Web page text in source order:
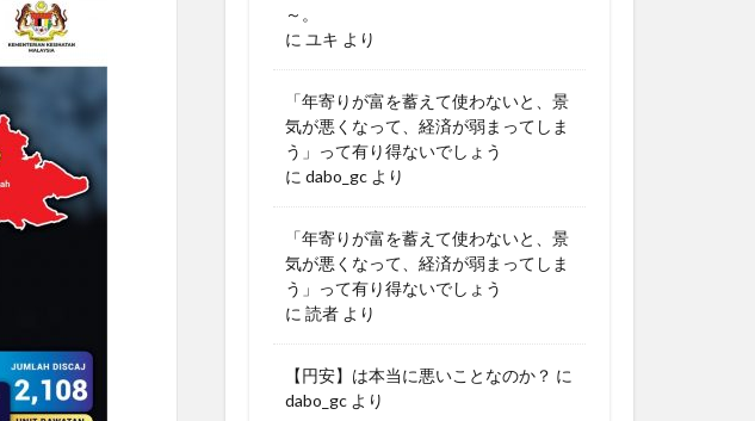
～。
に ユキ より
「年寄りが富を蓄えて使わないと、景
気が悪くなって、経済が弱まってしま
う」って有り得ないでしょう
に dabo_gc より
「年寄りが富を蓄えて使わないと、景
気が悪くなって、経済が弱まってしま
う」って有り得ないでしょう
に 読者 より
【円安】は本当に悪いことなのか？ に
dabo_gc より